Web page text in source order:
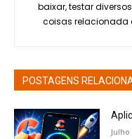
baixar, testar
coisas relacionada
POSTAGENS
Julho